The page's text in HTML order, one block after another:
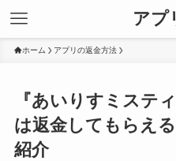
アプ
ホーム アプリの返金方法
『あいりすミステ
は返金してもらえ
紹介